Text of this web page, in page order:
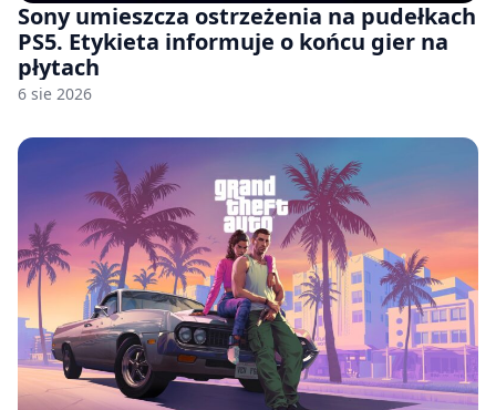
Sony umieszcza ostrzeżenia na pudełkach
PS5. Etykieta informuje o końcu gier na
płytach
6 sie 2026